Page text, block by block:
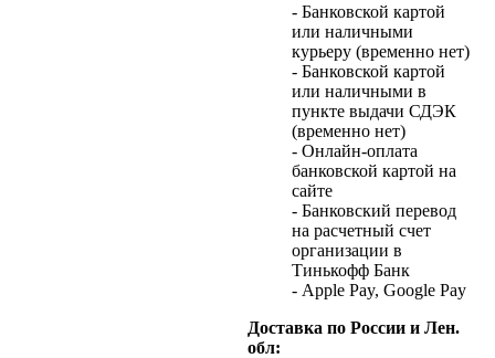
- Банковской картой
или наличными
курьеру (временно нет)
- Банковской картой
или наличными в
пункте выдачи СДЭК
(временно нет)
- Онлайн-оплата
банковской картой на
сайте
- Банковский перевод
на расчетный счет
организации в
Тинькофф Банк
- Apple Pay, Google Pay
Доставка по России и Лен.
обл: